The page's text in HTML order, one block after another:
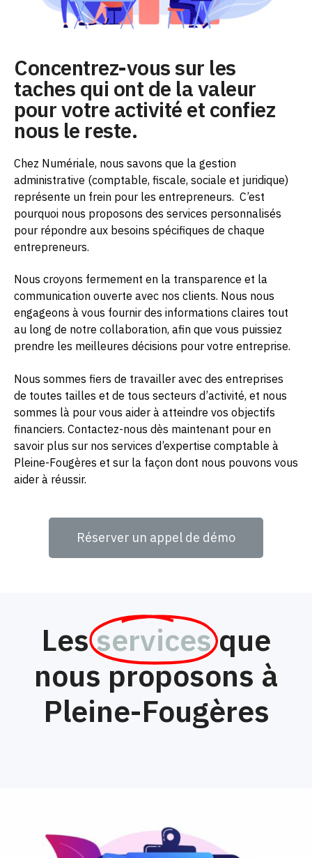
Concentrez-vous sur les
taches qui ont de la valeur
pour votre activité et confiez
nous le reste.
Chez Numériale, nous savons que la gestion
administrative (comptable, fiscale, sociale et juridique)
représente un frein pour les entrepreneurs. C’est
pourquoi nous proposons des services personnalisés
pour répondre aux besoins spécifiques de chaque
entrepreneurs.
Nous croyons fermement en la transparence et la
communication ouverte avec nos clients. Nous nous
engageons à vous fournir des informations claires tout
au long de notre collaboration, afin que vous puissiez
prendre les meilleures décisions pour votre entreprise.
Nous sommes fiers de travailler avec des entreprises
de toutes tailles et de tous secteurs d’activité, et nous
sommes là pour vous aider à atteindre vos objectifs
financiers. Contactez-nous dès maintenant pour en
savoir plus sur nos services d’expertise comptable à
Pleine-Fougères et sur la façon dont nous pouvons vous
aider à réussir.
Réserver un appel de démo
Lesservices que
nous proposons à
Pleine-Fougères